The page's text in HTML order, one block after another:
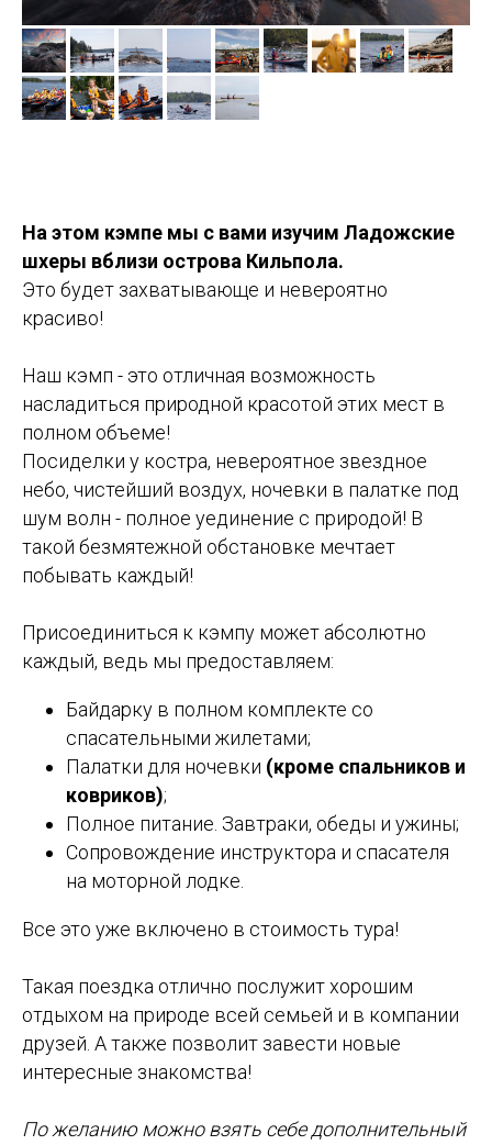
На этом кэмпе мы с вами изучим Ладожские
шхеры вблизи острова Кильпола.
Это будет захватывающе и невероятно
красиво!
Наш кэмп - это отличная возможность
насладиться природной красотой этих мест в
полном объеме!
Посиделки у костра, невероятное звездное
небо, чистейший воздух, ночевки в палатке под
шум волн - полное уединение с природой! В
такой безмятежной обстановке мечтает
побывать каждый!
Присоединиться к кэмпу может абсолютно
каждый, ведь мы предоставляем:
Байдарку в полном комплекте со
спасательными жилетами;
Палатки для ночевки (кроме спальников и
ковриков);
Полное питание. Завтраки, обеды и ужины;
Сопровождение инструктора и спасателя
на моторной лодке.
Все это уже включено в стоимость тура!
Такая поездка отлично послужит хорошим
отдыхом на природе всей семьей и в компании
друзей. А также позволит завести новые
интересные знакомства!
По желанию можно взять себе дополнительный